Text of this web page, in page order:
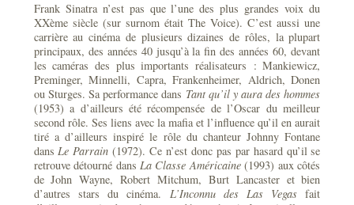
Frank Sinatra n’est pas que l’une des plus grandes voix du
XXème siècle (sur surnom était The Voice). C’est aussi une
carrière au cinéma de plusieurs dizaines de rôles, la plupart
principaux, des années 40 jusqu’à la fin des années 60, devant
les caméras des plus importants réalisateurs : Mankiewicz,
Preminger, Minnelli, Capra, Frankenheimer, Aldrich, Donen
ou Sturges. Sa performance dans Tant qu’il y aura des hommes
(1953) a d’ailleurs été récompensée de l’Oscar du meilleur
second rôle. Ses liens avec la mafia et l’influence qu’il en aurait
tiré a d’ailleurs inspiré le rôle du chanteur Johnny Fontane
dansLe Parrain (1972). Ce n’est donc pas par hasard qu’il se
retrouve détourné dansLa Classe Américaine(1993) aux côtés
de John Wayne, Robert Mitchum, Burt Lancaster et bien
d’autres stars du cinéma. L’Inconnu des Las Vegas fait